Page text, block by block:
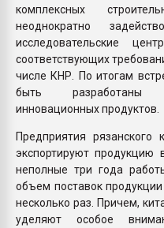
комплексных
неоднократно
исследовательские
соответствующих
числе КНР. По итогам
быть разработаны
инновационных продуктов.
Предприятия рязанского
экспортируют
неполные три года
объем поставок
несколько раз. Причем,
уделяют особое